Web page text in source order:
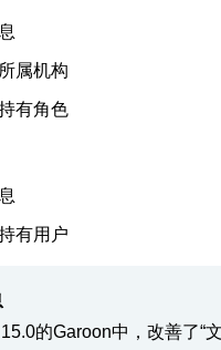
属机构
有角色
有用户
的Garoon中，改善了“